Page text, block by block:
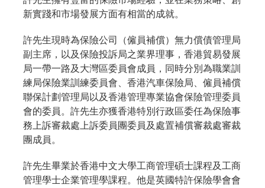
新實踐和市場發展方面有相當的成就。
許先生現時為保險公司（僱員補償）無力償債管理局
副主席，以及保險投訴局之業界理事，香港貿易發展
局一帶一路及大灣區委員會成員，同時分別為職業訓
練局保險業訓練委員會、香港汽車保險局、僱員補償
聯保計劃管理局以及香港管理專業協會保險管理委員
會的委員。許先生亦獲香港特別行政區委任為保險事
務上訴審裁處上訴委員團委員及處置補償審裁處審裁
團成員。
許先生畢業於香港中文大學工商管理碩士課程及工商
管理學士企業管理學課程。他是英國特許保險學會會